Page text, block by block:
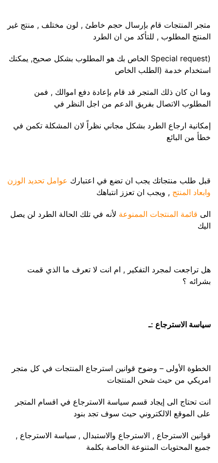
متجر المنتجات قام بإرسال حجم خاطئ , لون مختلف , منتج غير
المنتج المطلوب , للتأكد من ان الطرد
(Special request الخاص بك هو المطلوب بشكل صحيح, يمكنك
استخدام خدمة (الطلب الخاص
وما ان كان ذلك المتجر قد قام بإعادة دفع اموالك , فمن
المطلوب الاتصال بفريق الدعم من اجل النظر في
إمكانية ارجاع الطرد بشكل مجاني نظراً لان المشكلة تكمن في
خطأ من البائع
قبل طلب منتجاتك يجب ان تضع في اعتبارك عوامل تحديد الوزن
وابعاد المنتج , ويجب ان تعزز انتباهك
الى قائمة المنتجات الممنوعة لأنه في تلك الحالة الطرد لن يصل
اليك
هل تراجعت لمجرد التفكير , ام انت لا تعرف ما الذي قمت
بشرائه ؟
سياسة الاسترجاع :ـ
الخطوة الأولى – وضوح قوانين استرجاع المنتجات في كل متجر
امريكي من حيث شحن المنتجات
انت تحتاج الى إيجاد قسم سياسة الاسترجاع في اقسام المتجر
على الموقع الالكتروني حيث سوف تجد بنود
قوانين الاسترجاع , الاسترجاع والاستبدال , سياسة الاسترجاع ,
جميع المحتويات المتنوعة الخاصة بكلمة